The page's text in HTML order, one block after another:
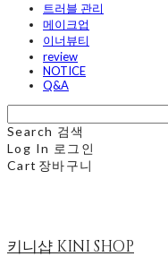
트러블 관리
메이크업
이너뷰티
review
NOTICE
Q&A
Search 검색
Log In 로그인
Cart 장바구니
키니샵 KINI SHOP